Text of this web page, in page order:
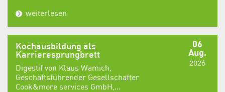
weiterlesen
06
Aug.
2026
Kochausbildung als
Karrieresprungbrett
Digestif von Klaus Wamich,
Geschäftsführender Gesellschafter
Cook&more services GmbH,...